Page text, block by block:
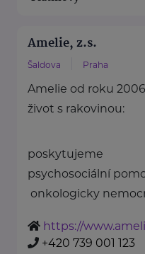
Amelie, z.s.
Šaldova Praha
Amelie od roku
život s rakovinou:
poskytujeme
psychosociální
onkologicky
https://
+420 739 001 123